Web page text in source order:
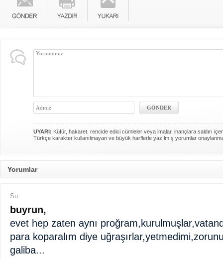
UYARI: Küfür, hakaret, rencide edici cümleler veya imalar, inançlara saldırı
Türkçe karakter kullanılmayan ve büyük harflerle yazılmış yorumlar
Yorumlar
Su
buyrun,
evet hep zaten aynı
para koparalım diye
galiba...